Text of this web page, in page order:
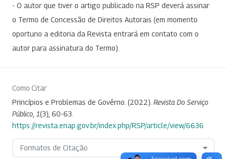
- O autor que tiver o artigo publicado na RSP deverá assinar
o Termo de Concessão de Direitos Autorais (em momento
oportuno a editoria da Revista entrará em contato com o
autor para assinatura do Termo).
Como Citar
Princípios e Problemas de Govêrno. (2022). Revista Do Serviço
Público 1(3), 60-63.
https://revista.enap.gov.br/index.php/RSP/article/view/6636
Formatos de Citação